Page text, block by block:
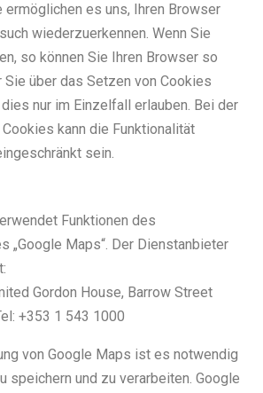
es uns, Ihren Browser
wiederzuerkennen. Wenn Sie
so können Sie Ihren Browser so
Sie über das Setzen von Cookies
nur im Einzelfall erlauben. Bei der
kann die Funktionalität
sein.
Funktionen des
„Google Maps“. Der Dienstanbieter
Gordon House, Barrow Street
+353 1 543 1000
von Google Maps ist es notwendig
speichern und zu verarbeiten. Google